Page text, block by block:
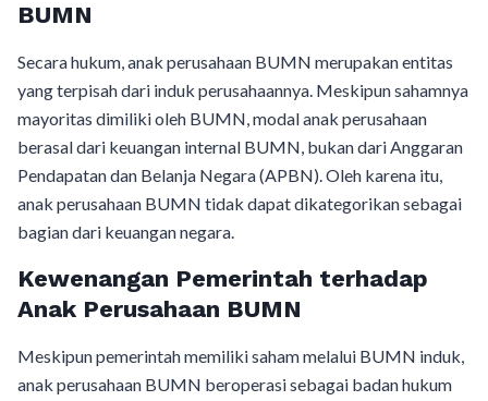
BUMN
Secara hukum, anak perusahaan BUMN merupakan entitas
yang terpisah dari induk perusahaannya. Meskipun sahamnya
mayoritas dimiliki oleh BUMN, modal anak perusahaan
berasal dari keuangan internal BUMN, bukan dari Anggaran
Pendapatan dan Belanja Negara (APBN). Oleh karena itu,
anak perusahaan BUMN tidak dapat dikategorikan sebagai
bagian dari keuangan negara.
Kewenangan Pemerintah terhadap
Anak Perusahaan BUMN
Meskipun pemerintah memiliki saham melalui BUMN induk,
anak perusahaan BUMN beroperasi sebagai badan hukum